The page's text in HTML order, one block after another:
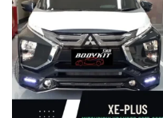
SẢN PHẨM HOT